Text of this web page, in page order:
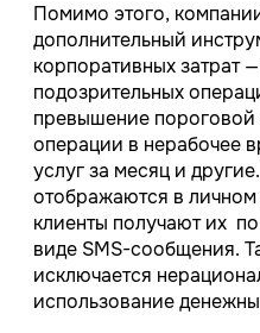
Помимо этого,
дополнительный
корпоративных затрат
подозрительных
превышение пороговой
операции в нерабочее
услуг за месяц и
отображаются в личном
клиенты получают их
виде SMS-сообщения.
исключается
использование